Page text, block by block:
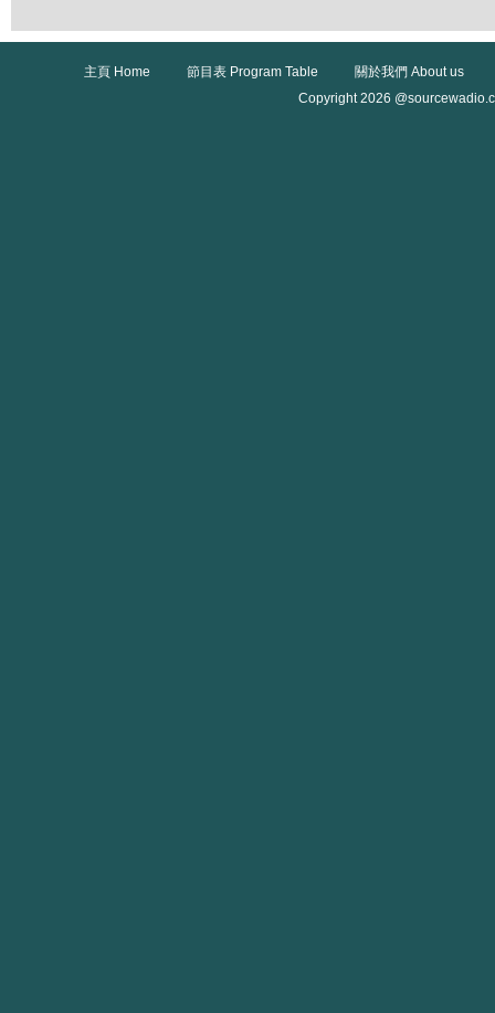
主頁 Home 節目表 Program Table
關於我們 About us
Copyright 2026